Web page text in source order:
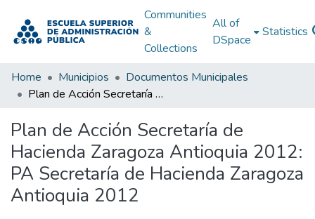
Communities
&
Collections
All of
DSpace
Statistics
Home Municipios
Documentos Municipales
Plan de Acción Secretaría de Hacienda Zaragoza Antioquia 2012: PA Secretaría de Hacienda Zaragoza Antioquia 2012
Plan de Acción Secretaría de
Hacienda Zaragoza Antioquia 2012:
PA Secretaría de Hacienda Zaragoza
Antioquia 2012